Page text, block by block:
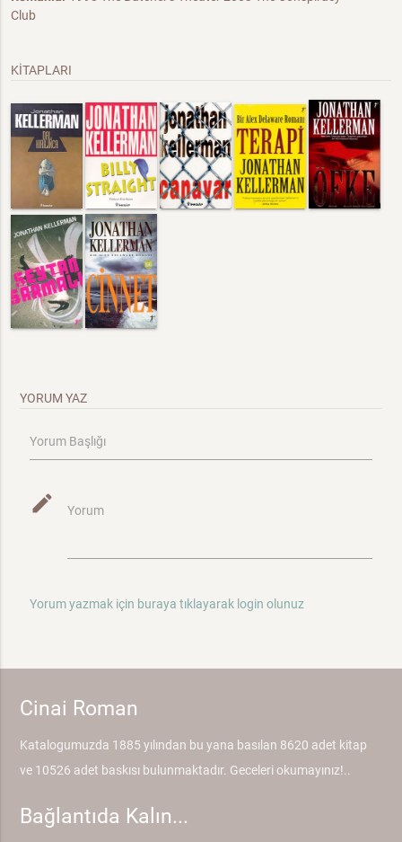
Club
KİTAPLARI
YORUM YAZ
Yorum Başlığı
mode_edit Yorum
Yorum yazmak için buraya tıklayarak login olunuz
Cinai Roman
Katalogumuzda 1885 yılından bu yana basılan 8620 adet kitap
ve 10526 adet baskısı bulunmaktadır. Geceleri okumayınız!..
Bağlantıda Kalın...